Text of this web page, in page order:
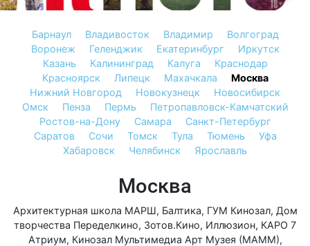
Барнаул Владивосток Владимир
Волгоград
Воронеж
Геленджик Екатеринбург
Иркутск
Казань
Калининград Калуга
Краснодар
Красноярск
Липецк Махачкала
Москва
Нижний Новгород
Новокузнецк
Новосибирск
Омск
Пенза Пермь
Петропавловск-Камчатский
Ростов-на-Дону
Самара
Санкт-Петербург
Саратов
Сочи Томск Тула Тюмень
Уфа
Хабаровск
Челябинск Ярославль
Москва
Архитектурная школа МАРШ, Балтика, ГУМ Кинозал, Дом
творчества Переделкино, Зотов.Кино, Иллюзион, КАРО 7
Атриум, Кинозал Мультимедиа Арт Музея (МАММ),